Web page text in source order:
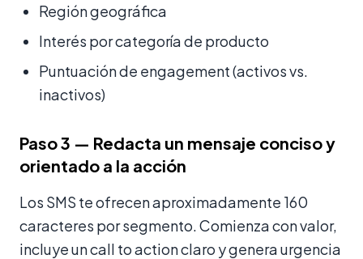
Región geográfica
Interés por categoría de producto
Puntuación de engagement (activos vs.
inactivos)
Paso 3 — Redacta un mensaje conciso y
orientado a la acción
Los SMS te ofrecen aproximadamente 160
caracteres por segmento. Comienza con valor,
incluye un call to action claro y genera urgencia